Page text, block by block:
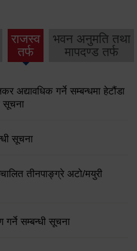
राजस्व
तर्फ
भवन अनुमति तथा
मापदण्ड तर्फ
अद्यावधिक गर्ने सम्बन्धमा हेटौंडा
सूचना
सूचना
तीनपाङ्ग्रे अटो/मयुरी
गर्ने सम्बन्धी सूचना